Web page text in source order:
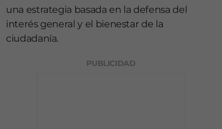
una estrategia basada en la defensa del
interés general y el bienestar de la
ciudadanía.
PUBLICIDAD